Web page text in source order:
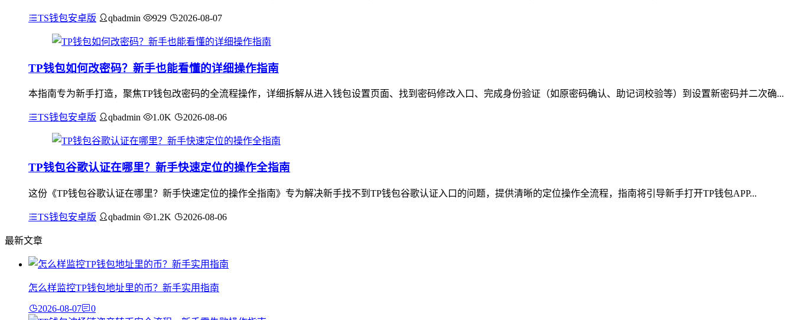
TS钱包安卓版 qbadmin 929 2026-08-07
TP钱包如何改密码？新手也能看懂的详细操作指南
本指南专为新手打造，聚焦TP钱包改密码的全流程操作，详细拆解从进入钱包设置页面、找到密码修改入口、完成身份验证（如原密码确认、助记词校验等）到设置新密码并二次确...
TS钱包安卓版 qbadmin 1.0K 2026-08-06
TP钱包谷歌认证在哪里？新手快速定位的操作全指南
这份《TP钱包谷歌认证在哪里？新手快速定位的操作全指南》专为解决新手找不到TP钱包谷歌认证入口的问题，提供清晰的定位操作全流程，指南将引导新手打开TP钱包APP...
TS钱包安卓版 qbadmin 1.2K 2026-08-06
最新文章
怎么样监控TP钱包地址里的币？新手实用指南
2026-08-07 0